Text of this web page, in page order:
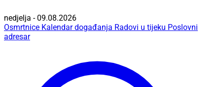
nedjelja - 09.08.2026
Osmrtnice Kalendar događanja Radovi u tijeku Poslovni
adresar